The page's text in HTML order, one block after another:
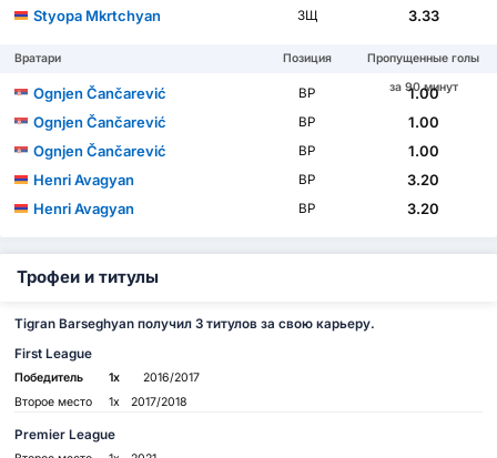
Styopa Mkrtchyan
ЗЩ 3.33
Вратари Позиция
Пропущенные голы
за 90 минут
Ognjen Čančarević ВР
1.00
Ognjen Čančarević
ВР
1.00
Ognjen Čančarević
ВР
1.00
Henri Avagyan
ВР
3.20
Henri Avagyan
ВР 3.20
Трофеи и титулы
Tigran Barseghyan получил 3 титулов за свою карьеру.
First League
Победитель 1x
2016/2017
Второе место
1x 2017/2018
Premier League